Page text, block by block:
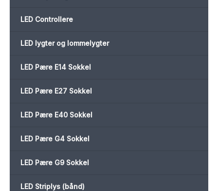
LED Controllere
LED lygter og lommelygter
LED Pære E14 Sokkel
LED Pære E27 Sokkel
LED Pære E40 Sokkel
LED Pære G4 Sokkel
LED Pære G9 Sokkel
LED Striplys (bånd)